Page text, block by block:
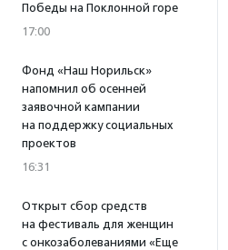
Победы на Поклонной горе
17:00
Фонд «Наш Норильск»
напомнил об осенней
заявочной кампании
на поддержку социальных
проектов
16:31
Открыт сбор средств
на фестиваль для женщин
с онкозаболеваниями «Еще